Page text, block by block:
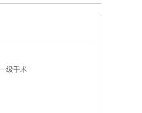
级手术